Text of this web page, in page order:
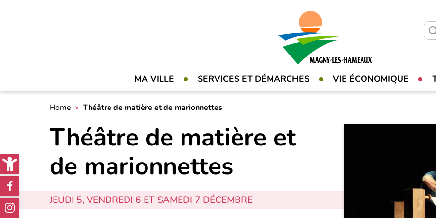
Open toolbar
MA VILLE SERVICES ET DÉMARCHES VIE ÉCONOMIQUE
Réseaux
sociaux
Home Théâtre de matière et de marionnettes
Théâtre de matière et
de marionnettes
JEUDI 5, VENDREDI 6 ET SAMEDI 7 DÉCEMBRE